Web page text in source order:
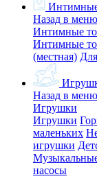
Назад в меню
Интимные
Интимные
(местная)
Назад в меню
Игрушки
Игрушки
маленьких
игрушки
насосы